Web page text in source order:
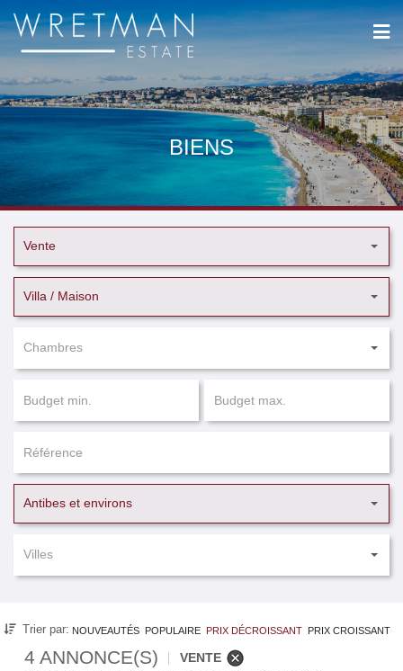
BIENS
Vente
Villa / Maison
Chambres
Antibes et environs
Villes
Trier par: NOUVEAUTÉS POPULAIRE PRIX DÉCROISSANT PRIX CROISSANT
4 ANNONCE(S)
VENTE
Panneau de gestion des cookies